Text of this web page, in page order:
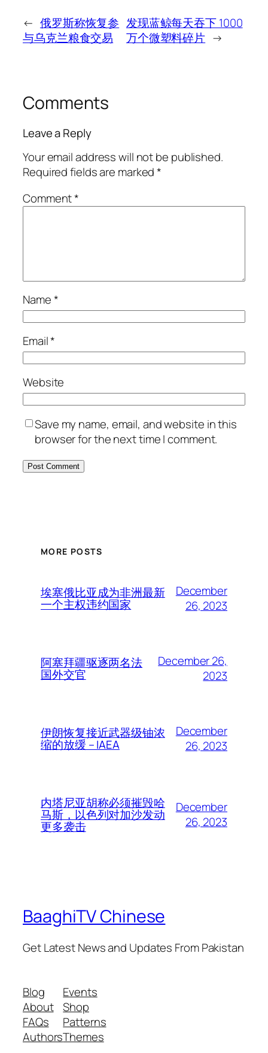
← 俄罗斯称恢复参
与乌克兰粮食交易
发现蓝鲸每天吞下 1000
万个微塑料碎片 →
Comments
Leave a Reply
Your email address will not be published.
Required fields are marked*
Comment*
Name*
Email*
Website
Save my name, email, and website in this
browser for the next time I comment.
MORE POSTS
埃塞俄比亚成为非洲最新
一个主权违约国家
December
26, 2023
阿塞拜疆驱逐两名法
国外交官
December 26,
2023
伊朗恢复接近武器级铀浓
缩的放缓 – IAEA
December
26, 2023
内塔尼亚胡称必须摧毁哈
马斯，以色列对加沙发动
更多袭击
December
26, 2023
BaaghiTV Chinese
Get Latest News and Updates From Pakistan
Blog
About
FAQs
Authors
Events
Shop
Patterns
Themes